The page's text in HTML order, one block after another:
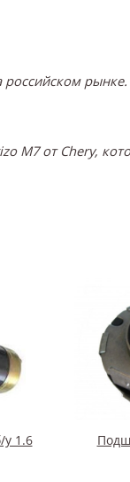
рынке.
M7 от Chery,
у 1.6